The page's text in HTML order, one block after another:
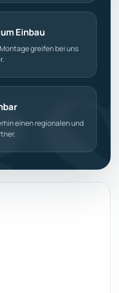
Einbau
greifen bei uns
einen regionalen und